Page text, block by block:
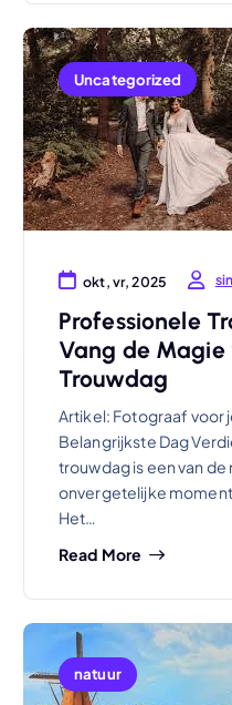
Uncategorized
okt, vr, 2025
Professionele
Vang de Magie
Trouwdag
Artikel: Fotograaf voor
Belangrijkste Dag
trouwdag is een van
onvergetelijke
Het…
Read More
natuur